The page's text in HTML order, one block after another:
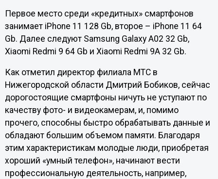
Первое место среди «кредитных» смартфонов
занимает iPhone 11 128 Gb, второе – iPhone 11 64
Gb. Далее следуют Samsung Galaxy A02 32 Gb,
Xiaomi Redmi 9 64 Gb и Xiaomi Redmi 9A 32 Gb.
Как отметил директор филиала МТС в
Нижегородской области Дмитрий Бобиков, сейчас
дорогостоящие смартфоны ничуть не уступают по
качеству фото- и видеокамерам, и, помимо
прочего, способны быстро обрабатывать данные и
обладают большим объемом памяти. Благодаря
этим характеристикам молодые люди, приобретая
хороший «умный телефон», начинают вести
профессиональную деятельность, например,